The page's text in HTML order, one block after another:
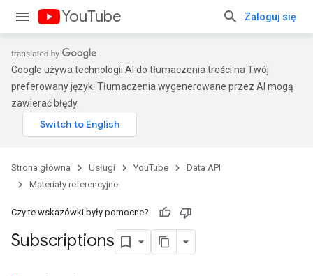
YouTube Zaloguj się
Google używa technologii AI do tłumaczenia treści na Twój
preferowany język. Tłumaczenia wygenerowane przez AI mogą
zawierać błędy.
Strona główna Usługi YouTube
Data API
Materiały referencyjne
Czy te wskazówki były pomocne?
Subscriptions